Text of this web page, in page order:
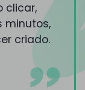
clicar,
minutos,
criado.